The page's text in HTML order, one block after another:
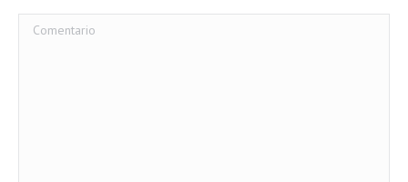
Comentario